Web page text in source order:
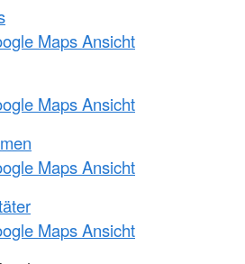
Maps Ansicht
Maps Ansicht
Maps Ansicht
Maps Ansicht